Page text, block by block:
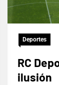
Deportes
RC
ilusión